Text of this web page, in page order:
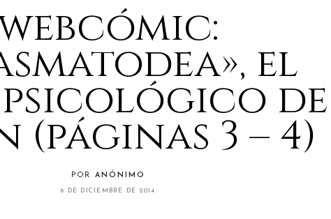
el
de
(páginas 3 – 4)
POR ANÓNIMO
6 DE DICIEMBRE DE 2014